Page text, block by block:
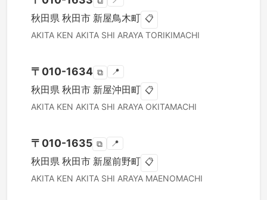
秋田県 秋田市 新屋鳥木町 📋
AKITA KEN AKITA SHI ARAYA TORIKIMACHI
〒 010-1634 ⧉ 📍
秋田県 秋田市 新屋沖田町 📋
AKITA KEN AKITA SHI ARAYA OKITAMACHI
〒 010-1635 ⧉ 📍
秋田県 秋田市 新屋前野町 📋
AKITA KEN AKITA SHI ARAYA MAENOMACHI